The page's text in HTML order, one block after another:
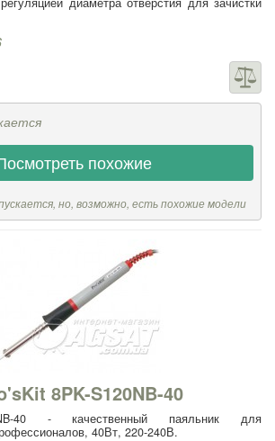
похожие
но, возможно, есть похожие модели
8PK-S120NB-40
40 - качественный паяльник для
40Вт, 220-240В.